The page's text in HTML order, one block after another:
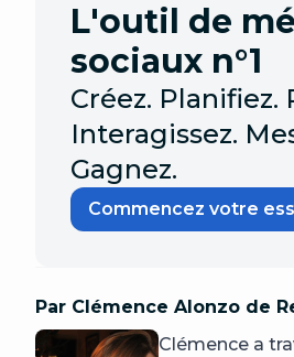
L'outil de
sociaux n°1
Créez. Planifiez.
Interagissez.
Gagnez.
Commencez votre
Par Clémence Alonzo de
Clémence a